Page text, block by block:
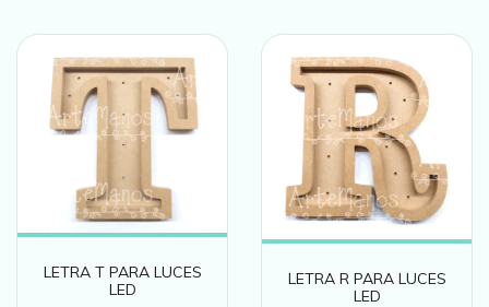
LETRA T PARA LUCES
LED
LETRA R PARA LUCES
LED